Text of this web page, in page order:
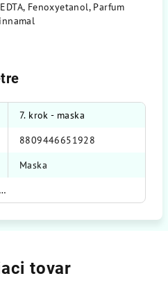
Fenoxyetanol, Parfum
7. krok - maska
8809446651928
Maska
tovar